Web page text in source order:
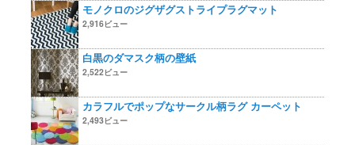
モノクロのジグザグストライプラグマット
2,916ビュー
白黒のダマスク柄の壁紙
2,522ビュー
カラフルでポップなサークル柄ラグ カーペット
2,493ビュー